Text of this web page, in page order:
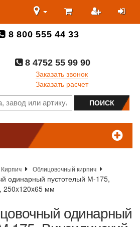
8 800 555 44 33
8 4752 55 99 90
Заказать звонок
Заказать расчет
Кирпич Облицовочный кирпич
одинарный пустотелый М-175,
250x120x65 мм
одинарный